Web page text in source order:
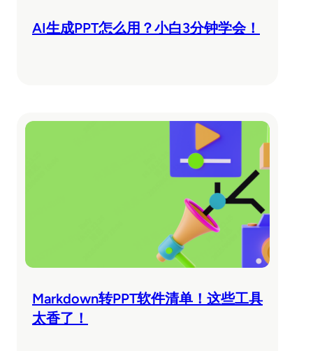
AI生成PPT怎么用？小白3分钟学会！
Markdown转PPT软件清单！这些工具
太香了！